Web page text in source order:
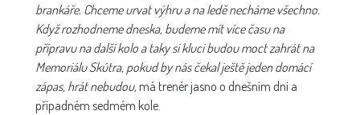
brankáře. Chceme urvat výhru a na ledě necháme všechno.
Když rozhodneme dneska, budeme mít více času na
přípravu na další kolo a taky si kluci budou moct zahrát na
Memoriálu Skútra, pokud by nás čekal ještě jeden domácí
zápas, hrát nebudou, má trenér jasno o dnešním dni a
případném sedmém kole.